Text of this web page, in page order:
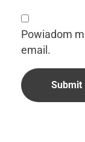
Powiadom
email.